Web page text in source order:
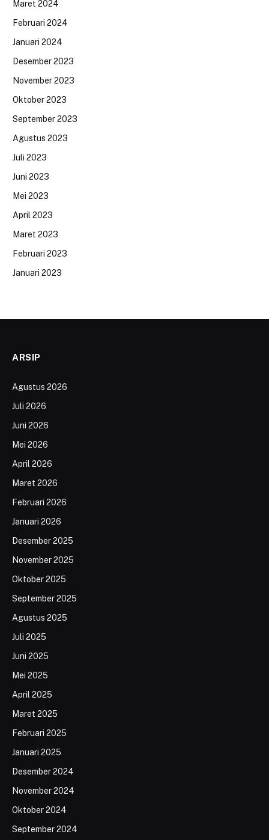
Maret 2024
Februari 2024
Januari 2024
Desember 2023
November 2023
Oktober 2023
September 2023
Agustus 2023
Juli 2023
Juni 2023
Mei 2023
April 2023
Maret 2023
Februari 2023
Januari 2023
ARSIP
Agustus 2026
Juli 2026
Juni 2026
Mei 2026
April 2026
Maret 2026
Februari 2026
Januari 2026
Desember 2025
November 2025
Oktober 2025
September 2025
Agustus 2025
Juli 2025
Juni 2025
Mei 2025
April 2025
Maret 2025
Februari 2025
Januari 2025
Desember 2024
November 2024
Oktober 2024
September 2024